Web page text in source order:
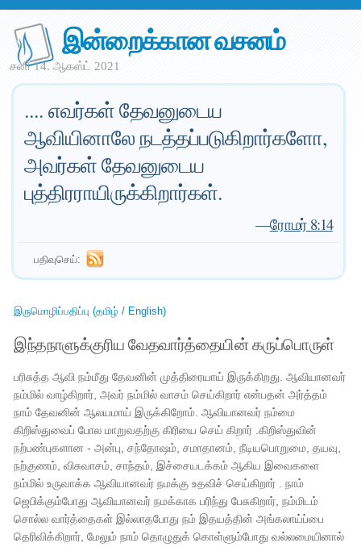
இன்றைக்கான வசனம்
சனி 14. ஆகஸ்ட் 2021
.... எவர்கள் தேவனுடைய
ஆவியினாலே நடத்தப்படுகிறார்களோ,
அவர்கள் தேவனுடைய
புத்திரராயிருக்கிறார்கள்.
—ரோமர் 8:14
பதிவுசெய்:
இருமொழிப்பதிப்பு (தமிழ் / English)
இந்தநாளுக்குரிய வேதவார்த்தையின் கருப்பொருள்
பரிசுத்த ஆவி நம்மீது தேவனின் முத்திரையாய் இருக்கிறது. ஆவியானவர்
நம்மில் வாழ்கிறார், அவர் நம்மில் வாசம் செய்கிறார் என்பதன் அர்த்தம்
நாம் தேவனின் ஆலயமாய் இருக்கிறோம். ஆவியானவர் நம்மை
கிறிஸ்துவைப் போல மாறுவதற்கு கிரியை செய் கிறார் .கிறிஸ்துவின்
நற்பண்புகளான - அன்பு, சந்தோஷம், சமாதானம், நீடியபொறுமை, தயவு,
நற்குணம், விசுவாசம், சாந்தம், இச்சையடக்கம் ஆகிய இவைகளை
நம்மில் உருவாக்க ஆவியானவர் நமக்கு உதவிச் செய்கிறார் . நாம்
ஜெபிக்கும்போது ஆவியானவர் நமக்காக பரிந்து பேசுகிறார், நம்மிடம்
சொல்ல வார்த்தைகள் இல்லாதபோது நம் இதயத்தின் அங்கலாய்ப்பை
தெரிவிக்கிறார், மேலும் நாம் தொழுதுக் கொள்ளும்போது வல்லமையினால்